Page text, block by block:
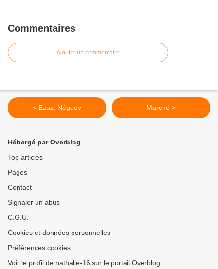
Commentaires
Ajouter un commentaire
< Ezuz, Néguev Marché >
Hébergé par Overblog
Top articles
Pages
Contact
Signaler un abus
C.G.U.
Cookies et données personnelles
Préférences cookies
Voir le profil de nathalie-16 sur le portail Overblog